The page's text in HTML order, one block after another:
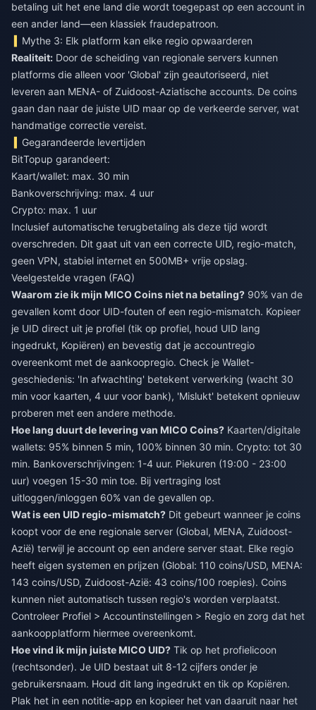
betaling uit het ene land die wordt toegepast op een account in
een ander land—een klassiek fraudepatroon.
Mythe 3: Elk platform kan elke regio opwaarderen
Realiteit: Door de scheiding van regionale servers kunnen
platforms die alleen voor 'Global' zijn geautoriseerd, niet
leveren aan MENA- of Zuidoost-Aziatische accounts. De coins
gaan dan naar de juiste UID maar op de verkeerde server, wat
handmatige correctie vereist.
Gegarandeerde levertijden
BitTopup garandeert:
Kaart/wallet: max. 30 min
Bankoverschrijving: max. 4 uur
Crypto: max. 1 uur
Inclusief automatische terugbetaling als deze tijd wordt
overschreden. Dit gaat uit van een correcte UID, regio-match,
geen VPN, stabiel internet en 500MB+ vrije opslag.
Veelgestelde vragen (FAQ)
Waarom zie ik mijn MICO Coins niet na betaling? 90% van de
gevallen komt door UID-fouten of een regio-mismatch. Kopieer
je UID direct uit je profiel (tik op profiel, houd UID lang
ingedrukt, Kopiëren) en bevestig dat je accountregio
overeenkomt met de aankoopregio. Check je Wallet-
geschiedenis: 'In afwachting' betekent verwerking (wacht 30
min voor kaarten, 4 uur voor bank), 'Mislukt' betekent opnieuw
proberen met een andere methode.
Hoe lang duurt de levering van MICO Coins? Kaarten/digitale
wallets: 95% binnen 5 min, 100% binnen 30 min. Crypto: tot 30
min. Bankoverschrijvingen: 1-4 uur. Piekuren (19:00 - 23:00
uur) voegen 15-30 min toe. Bij vertraging lost
uitloggen/inloggen 60% van de gevallen op.
Wat is een UID regio-mismatch? Dit gebeurt wanneer je coins
koopt voor de ene regionale server (Global, MENA, Zuidoost-
Azië) terwijl je account op een andere server staat. Elke regio
heeft eigen systemen en prijzen (Global: 110 coins/USD, MENA:
143 coins/USD, Zuidoost-Azië: 43 coins/100 roepies). Coins
kunnen niet automatisch tussen regio's worden verplaatst.
Controleer Profiel > Accountinstellingen > Regio en zorg dat het
aankoopplatform hiermee overeenkomt.
Hoe vind ik mijn juiste MICO UID? Tik op het profielicoon
(rechtsonder). Je UID bestaat uit 8-12 cijfers onder je
gebruikersnaam. Houd dit lang ingedrukt en tik op Kopiëren.
Plak het in een notitie-app en kopieer het van daaruit naar het